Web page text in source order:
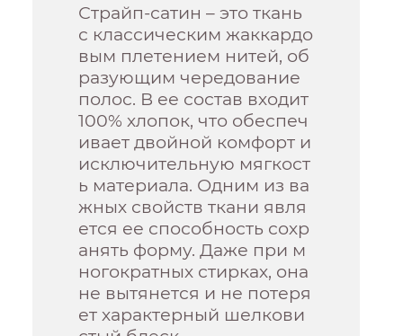
Страйп-сатин – это ткань
с классическим жаккардо
вым плетением нитей, об
разующим чередование
полос. В ее состав входит
100% хлопок, что обеспеч
ивает двойной комфорт и
исключительную мягкост
ь материала. Одним из ва
жных свойств ткани явля
ется ее способность сохр
анять форму. Даже при м
ногократных стирках, она
не вытянется и не потеря
ет характерный шелкови